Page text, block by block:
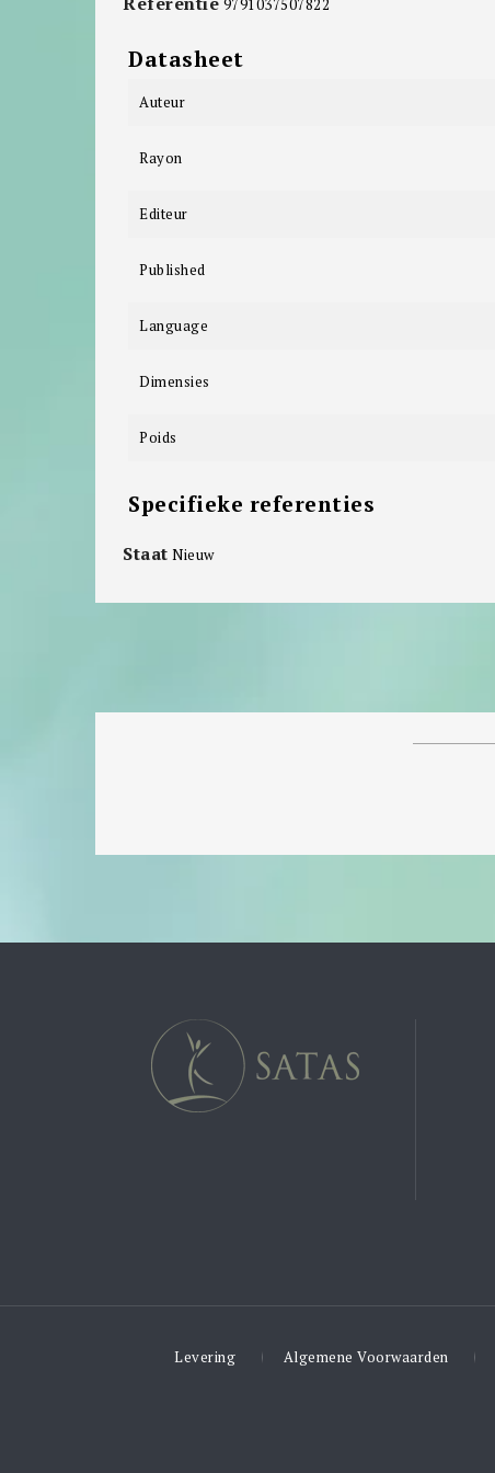
Datasheet
Auteur
Rayon
Editeur
Published
Language
Dimensies
Poids
Specifieke referenties
Staat Nieuw
Levering Algemene Voorwaarden